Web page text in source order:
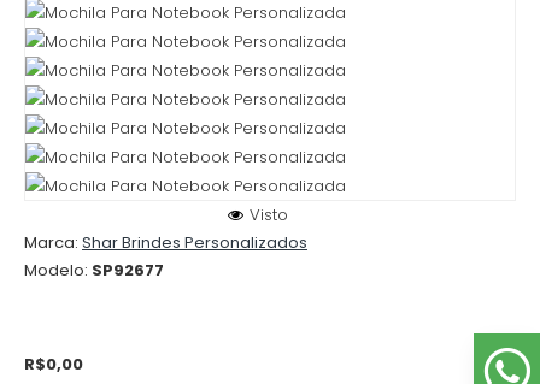
Marca: Shar Brindes Personalizados
Modelo: SP92677
Visto
R$0,00